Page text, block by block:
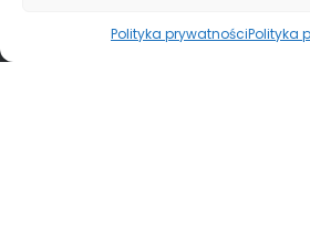
Polityka prywatnościPolityka